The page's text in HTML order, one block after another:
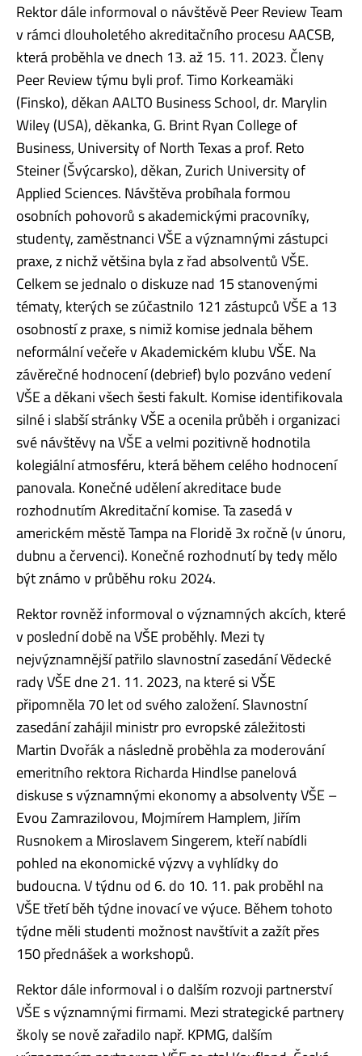
Rektor dále informoval o návštěvě Peer Review Team
v rámci dlouholetého akreditačního procesu AACSB,
která proběhla ve dnech 13. až 15. 11. 2023. Členy
Peer Review týmu byli prof. Timo Korkeamäki
(Finsko), děkan AALTO Business School, dr. Marylin
Wiley (USA), děkanka, G. Brint Ryan College of
Business, University of North Texas a prof. Reto
Steiner (Švýcarsko), děkan, Zurich University of
Applied Sciences. Návštěva probíhala formou
osobních pohovorů s akademickými pracovníky,
studenty, zaměstnanci VŠE a významnými zástupci
praxe, z nichž většina byla z řad absolventů VŠE.
Celkem se jednalo o diskuze nad 15 stanovenými
tématy, kterých se zúčastnilo 121 zástupců VŠE a 13
osobností z praxe, s nimiž komise jednala během
neformální večeře v Akademickém klubu VŠE. Na
závěrečné hodnocení (debrief) bylo pozváno vedení
VŠE a děkani všech šesti fakult. Komise identifikovala
silné i slabší stránky VŠE a ocenila průběh i organizaci
své návštěvy na VŠE a velmi pozitivně hodnotila
kolegiální atmosféru, která během celého hodnocení
panovala. Konečné udělení akreditace bude
rozhodnutím Akreditační komise. Ta zasedá v
americkém městě Tampa na Floridě 3x ročně (v únoru,
dubnu a červenci). Konečné rozhodnutí by tedy mělo
být známo v průběhu roku 2024.
Rektor rovněž informoval o významných akcích, které
v poslední době na VŠE proběhly. Mezi ty
nejvýznamnější patřilo slavnostní zasedání Vědecké
rady VŠE dne 21. 11. 2023, na které si VŠE
připomněla 70 let od svého založení. Slavnostní
zasedání zahájil ministr pro evropské záležitosti
Martin Dvořák a následně proběhla za moderování
emeritního rektora Richarda Hindlse panelová
diskuse s významnými ekonomy a absolventy VŠE –
Evou Zamrazilovou, Mojmírem Hamplem, Jiřím
Rusnokem a Miroslavem Singerem, kteří nabídli
pohled na ekonomické výzvy a vyhlídky do
budoucna. V týdnu od 6. do 10. 11. pak proběhl na
VŠE třetí běh týdne inovací ve výuce. Během tohoto
týdne měli studenti možnost navštívit a zažít přes
150 přednášek a workshopů.
Rektor dále informoval i o dalším rozvoji partnerství
VŠE s významnými firmami. Mezi strategické partnery
školy se nově zařadilo např. KPMG, dalším